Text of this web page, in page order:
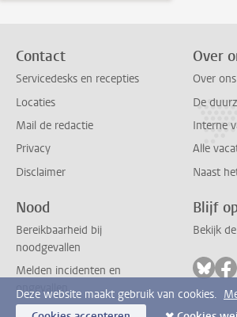
Contact
Servicedesks en recepties
Locaties
Mail de redactie
Privacy
Disclaimer
Over
Over ons
De
Interne
Alle
Naast
Nood
Bereikbaarheid bij
noodgevallen
Melden incidenten en
ongevallen
Blijf
Bekijk
Volg
Deze website maakt gebruik van cookies.